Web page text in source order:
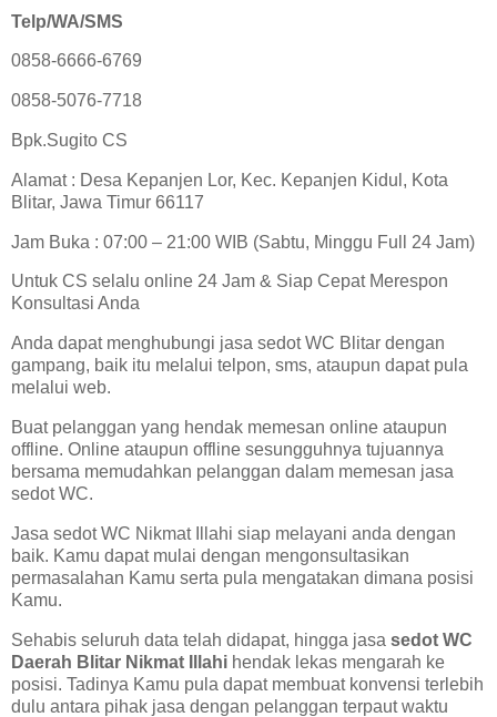
Telp/WA/SMS
0858-6666-6769
0858-5076-7718
Bpk.Sugito CS
Alamat : Desa Kepanjen Lor, Kec. Kepanjen Kidul, Kota
Blitar, Jawa Timur 66117
Jam Buka : 07:00 – 21:00 WIB (Sabtu, Minggu Full 24 Jam)
Untuk CS selalu online 24 Jam & Siap Cepat Merespon
Konsultasi Anda
Anda dapat menghubungi jasa sedot WC Blitar dengan
gampang, baik itu melalui telpon, sms, ataupun dapat pula
melalui web.
Buat pelanggan yang hendak memesan online ataupun
offline. Online ataupun offline sesungguhnya tujuannya
bersama memudahkan pelanggan dalam memesan jasa
sedot WC.
Jasa sedot WC Nikmat Illahi siap melayani anda dengan
baik. Kamu dapat mulai dengan mengonsultasikan
permasalahan Kamu serta pula mengatakan dimana posisi
Kamu.
Sehabis seluruh data telah didapat, hingga jasa sedot WC
Daerah Blitar Nikmat Illahi hendak lekas mengarah ke
posisi. Tadinya Kamu pula dapat membuat konvensi terlebih
dulu antara pihak jasa dengan pelanggan terpaut waktu